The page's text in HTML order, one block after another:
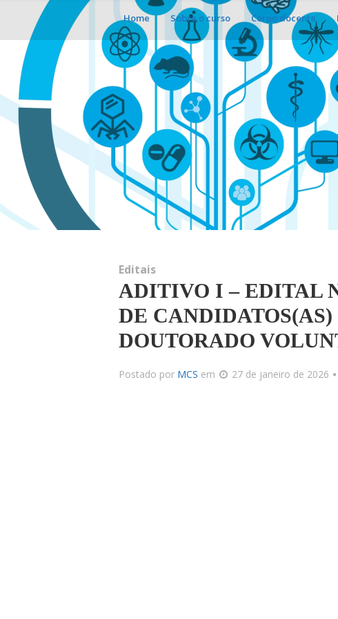
Home Sobre o curso Corpo docente
Editais
ADITIVO I – EDITAL
DE CANDIDATOS(AS)
DOUTORADO
Postado por MCS em 27 de janeiro de 2026